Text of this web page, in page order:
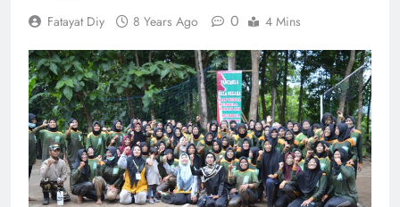
Fatayat Diy 8 Years Ago 0 4 Mins